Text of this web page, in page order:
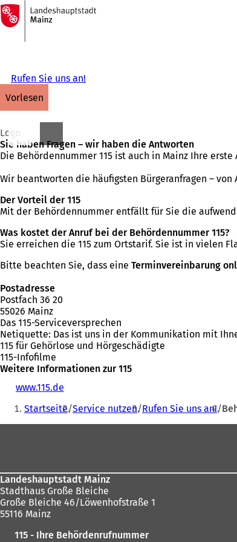
Inhalt anspringen
Zur
Startseite
Rufen Sie uns an!
vorlesen
Logo
Sie haben Fragen – wir haben die Antworten
Die Behördennummer 115 ist auch in Mainz Ihre
Wir beantworten die häufigsten Bürgeranfragen –
Der Vorteil der 115
Mit der Behördennummer entfällt für Sie die
Was kostet der Anruf bei der Behördennummer 115?
Sie erreichen die 115 zum Ortstarif. Sie ist in vielen
Bitte beachten Sie, dass eine Terminvereinbarung
Postadresse
Postfach 36 20
55026 Mainz
Das 115-Serviceversprechen
Netiquette: Das ist uns in der Kommunikation mit
115 für Gehörlose und Hörgeschädigte
115-Infofilme
Weitere Informationen zur 115
www.115.de
f
f
n
e
i
m
Sie
befinden
Startseite Service nutzen Rufen Sie uns an!
Landeshauptstadt Mainz
Stadthaus Große Bleiche
Große Bleiche 46/Löwenhofstraße 1
55116 Mainz
115 - Ihre Behördenrufnummer